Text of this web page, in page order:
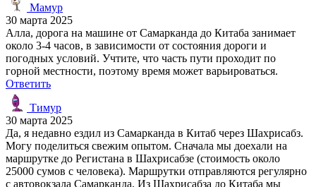
Мамур
30 марта 2025
Алла, дорога на машине от Самарканда до Китаба занимает
около 3-4 часов, в зависимости от состояния дороги и
погодных условий. Учтите, что часть пути проходит по
горной местности, поэтому время может варьироваться.
Ответить
Тимур
30 марта 2025
Да, я недавно ездил из Самарканда в Китаб через Шахрисабз.
Могу поделиться свежим опытом. Сначала мы доехали на
маршрутке до Регистана в Шахрисабзе (стоимость около
25000 сумов с человека). Маршрутки отправляются регулярно
с автовокзала Самарканда. Из Шахрисабза до Китаба мы